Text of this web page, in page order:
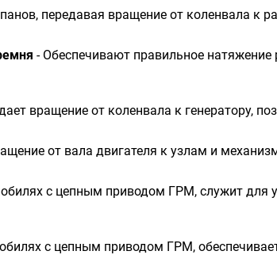
передавая вращение от коленвала к
- Обеспечивают правильное
вращение от коленвала к генератору,
от вала двигателя к узлам и
с цепным приводом ГРМ, служит для
с цепным приводом ГРМ,